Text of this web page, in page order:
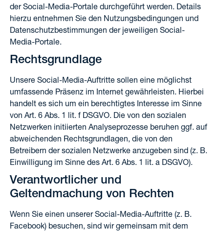
der Social-Media-Portale durchgeführt werden. Details
hierzu entnehmen Sie den Nutzungsbedingungen und
Datenschutzbestimmungen der jeweiligen Social-
Media-Portale.
Rechtsgrundlage
Unsere Social-Media-Auftritte sollen eine möglichst
umfassende Präsenz im Internet gewährleisten. Hierbei
handelt es sich um ein berechtigtes Interesse im Sinne
von Art. 6 Abs. 1 lit. f DSGVO. Die von den sozialen
Netzwerken initiierten Analyseprozesse beruhen ggf. auf
abweichenden Rechtsgrundlagen, die von den
Betreibern der sozialen Netzwerke anzugeben sind (z. B.
Einwilligung im Sinne des Art. 6 Abs. 1 lit. a DSGVO).
Verantwortlicher und
Geltendmachung von Rechten
Wenn Sie einen unserer Social-Media-Auftritte (z. B.
Facebook) besuchen, sind wir gemeinsam mit dem